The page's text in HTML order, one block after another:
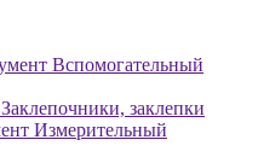
Вспомогательный
Заклепочники, заклепки
Измерительный